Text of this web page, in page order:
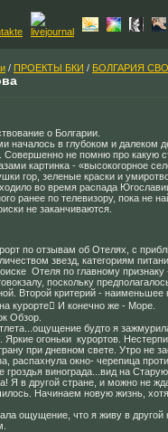
/ ПРОЕКТЫ БКИ / БОЛГАРИЯ
о Болгарии.
началось в глубоком и далеком
Совершенно не помню про какую
картинка - «высокогорное
гор, зеленые краски и
во время распада
ранее по телевизору, пока не
не заканчиваются.
по отзывам об Отелях, с
звезд, категориям
Отеля по главному признаку
поскольку
Второй критерий - наименьшее
курорте И конечно же - Море.
Обзор.
будто я
Яркие огоньки курортов.
при дневном свете. Утро не
распахнула окно- черепица
гроздья винограда...вид на
Я в другой стране, и можно не
Начинаем новую жизнь,
ощущение, что я живу в другой